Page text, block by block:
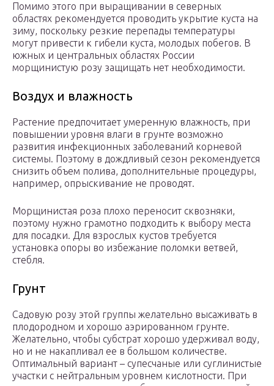
Помимо этого при выращивании в северных
областях рекомендуется проводить укрытие куста на
зиму, поскольку резкие перепады температуры
могут привести к гибели куста, молодых побегов. В
южных и центральных областях России
морщинистую розу защищать нет необходимости.
Воздух и влажность
Растение предпочитает умеренную влажность, при
повышении уровня влаги в грунте возможно
развития инфекционных заболеваний корневой
системы. Поэтому в дождливый сезон рекомендуется
снизить объем полива, дополнительные процедуры,
например, опрыскивание не проводят.
Морщинистая роза плохо переносит сквозняки,
поэтому нужно грамотно подходить к выбору места
для посадки. Для взрослых кустов требуется
установка опоры во избежание поломки ветвей,
стебля.
Грунт
Садовую розу этой группы желательно высаживать в
плодородном и хорошо аэрированном грунте.
Желательно, чтобы субстрат хорошо удерживал воду,
но и не накапливал ее в большом количестве.
Оптимальный вариант – супесчаные или суглинистые
участки с нейтральным уровнем кислотности. При